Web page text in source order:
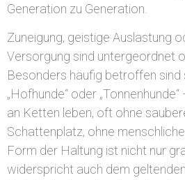
Generation zu Generation.
Zuneigung, geistige Auslastung
Versorgung sind untergeordnet
Besonders häufig betroffen sind
„Hofhunde“ oder
an Ketten leben, oft ohne
Schattenplatz, ohne
Form der Haltung ist nicht nur
widerspricht auch dem